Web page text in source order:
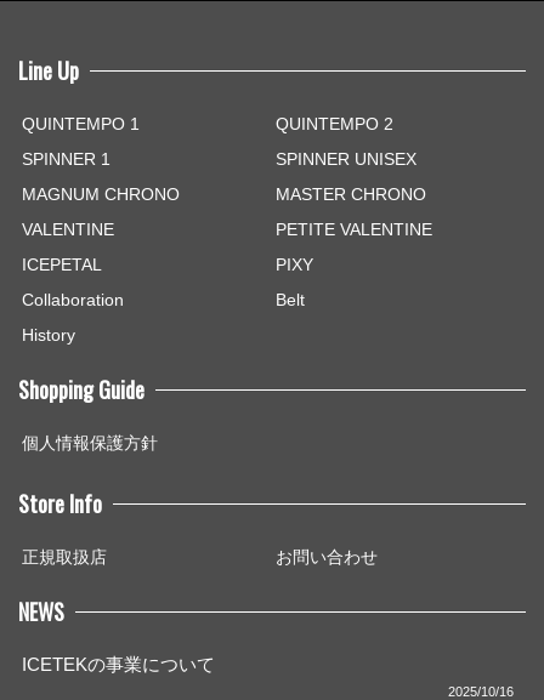
Line Up
QUINTEMPO 1
QUINTEMPO 2
SPINNER 1
SPINNER UNISEX
MAGNUM CHRONO
MASTER CHRONO
VALENTINE
PETITE VALENTINE
ICEPETAL
PIXY
Collaboration
Belt
History
Shopping Guide
個人情報保護方針
Store Info
正規取扱店 お問い合わせ
NEWS
ICETEKの事業について
2025/10/16